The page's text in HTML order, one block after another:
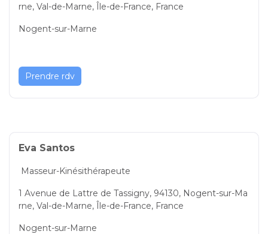
rne, Val-de-Marne, Île-de-France, France
Nogent-sur-Marne
Prendre rdv
Eva Santos
Masseur-Kinésithérapeute
1 Avenue de Lattre de Tassigny, 94130, Nogent-sur-Ma
rne, Val-de-Marne, Île-de-France, France
Nogent-sur-Marne